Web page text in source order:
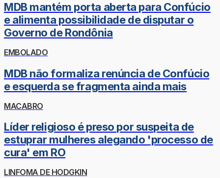
MDB mantém porta aberta para Confúcio
e alimenta possibilidade de disputar o
Governo de Rondônia
EMBOLADO
MDB não formaliza renúncia de Confúcio
e esquerda se fragmenta ainda mais
MACABRO
Líder religioso é preso por suspeita de
estuprar mulheres alegando 'processo de
cura' em RO
LINFOMA DE HODGKIN